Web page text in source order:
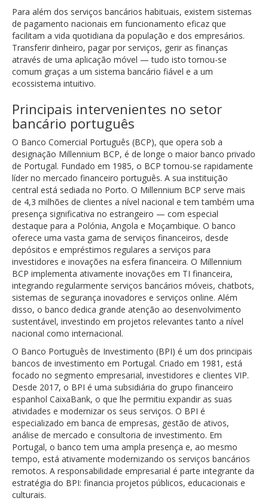
Para além dos serviços bancários habituais, existem sistemas
de pagamento nacionais em funcionamento eficaz que
facilitam a vida quotidiana da população e dos empresários.
Transferir dinheiro, pagar por serviços, gerir as finanças
através de uma aplicação móvel — tudo isto tornou-se
comum graças a um sistema bancário fiável e a um
ecossistema intuitivo.
Principais intervenientes no setor
bancário português
O Banco Comercial Português (BCP), que opera sob a
designação Millennium BCP, é de longe o maior banco privado
de Portugal. Fundado em 1985, o BCP tornou-se rapidamente
líder no mercado financeiro português. A sua instituição
central está sediada no Porto. O Millennium BCP serve mais
de 4,3 milhões de clientes a nível nacional e tem também uma
presença significativa no estrangeiro — com especial
destaque para a Polónia, Angola e Moçambique. O banco
oferece uma vasta gama de serviços financeiros, desde
depósitos e empréstimos regulares a serviços para
investidores e inovações na esfera financeira. O Millennium
BCP implementa ativamente inovações em TI financeira,
integrando regularmente serviços bancários móveis, chatbots,
sistemas de segurança inovadores e serviços online. Além
disso, o banco dedica grande atenção ao desenvolvimento
sustentável, investindo em projetos relevantes tanto a nível
nacional como internacional.
O Banco Português de Investimento (BPI) é um dos principais
bancos de investimento em Portugal. Criado em 1981, está
focado no segmento empresarial, investidores e clientes VIP.
Desde 2017, o BPI é uma subsidiária do grupo financeiro
espanhol CaixaBank, o que lhe permitiu expandir as suas
atividades e modernizar os seus serviços. O BPI é
especializado em banca de empresas, gestão de ativos,
análise de mercado e consultoria de investimento. Em
Portugal, o banco tem uma ampla presença e, ao mesmo
tempo, está ativamente modernizando os serviços bancários
remotos. A responsabilidade empresarial é parte integrante da
estratégia do BPI: financia projetos públicos, educacionais e
culturais.